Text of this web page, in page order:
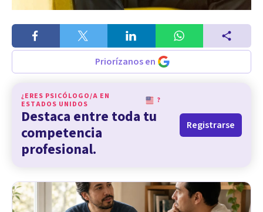
Priorízanos en
¿ERES PSICÓLOGO/A EN
ESTADOS UNIDOS
?
Destaca entre toda tu
competencia
profesional.
Registrarse